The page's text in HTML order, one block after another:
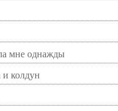
мне однажды
колдун